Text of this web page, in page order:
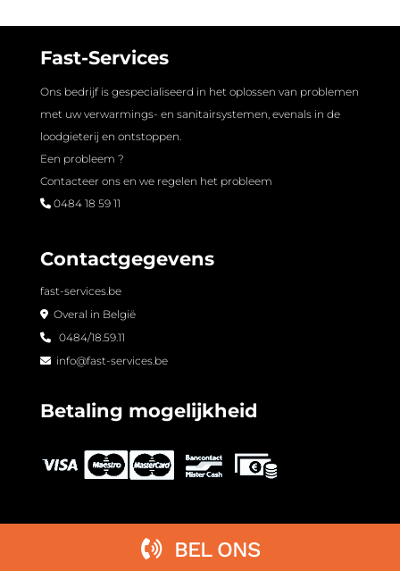
BEL ONS
Fast-Services
Ons bedrijf is gespecialiseerd in het oplossen van problemen
met uw verwarmings- en sanitairsystemen, evenals in de
loodgieterij en ontstoppen.
Een probleem ?
Contacteer ons en we regelen het probleem
0484 18 59 11
Contactgegevens
fast-services.be
Overal in België
0484/18.59.11
info@fast-services.be
Betaling mogelijkheid